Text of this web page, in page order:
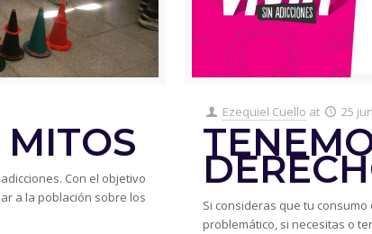
Con el objetivo
a la población sobre los
Ezequiel Cuello at 25
Si consideras que tu
problemático, si necesitas o